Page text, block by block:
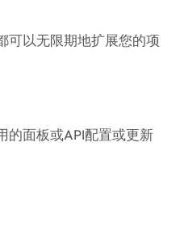
可以无限期地扩展您的项
的面板或API配置或更新